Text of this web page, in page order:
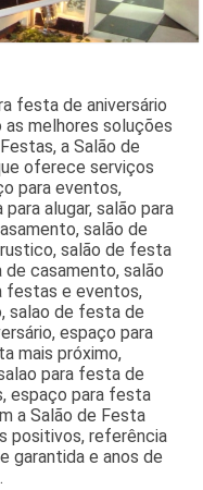
festa de aniversário
as melhores soluções
a Salão de
oferece serviços
para eventos,
alugar, salão para
salão de
salão de festa
casamento, salão
festas e eventos,
salao de festa de
espaço para
mais próximo,
para festa de
espaço para festa
a Salão de Festa
positivos, referência
garantida e anos de